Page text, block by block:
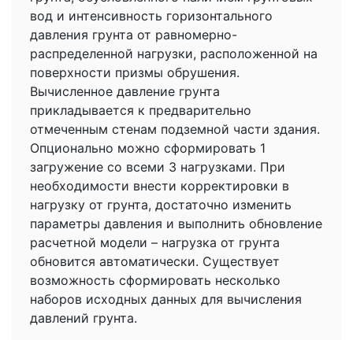
вод и интенсивность горизонтального
давления грунта от равномерно-
распределенной нагрузки, расположенной на
поверхности призмы обрушения.
Вычисленное давление грунта
прикладывается к предварительно
отмеченным стенам подземной части здания.
Опционально можно сформировать 1
загружение со всеми 3 нагрузками. При
необходимости внести корректировки в
нагрузку от грунта, достаточно изменить
параметры давления и выполнить обновление
расчетной модели – нагрузка от грунта
обновится автоматически. Существует
возможность сформировать несколько
наборов исходных данных для вычисления
давлений грунта.